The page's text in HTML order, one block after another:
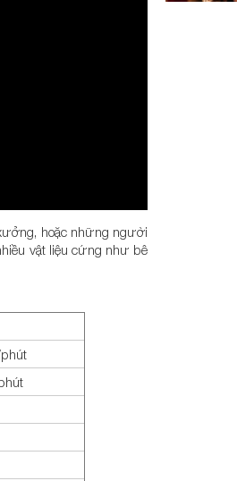
hoặc những người
vật liệu cứng như bê